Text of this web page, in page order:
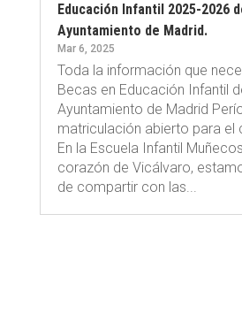
Educación Infantil 2025-2026
Ayuntamiento de Madrid.
Mar 6, 2025
Toda la información que
Becas en Educación Infantil
Ayuntamiento de Madrid
matriculación abierto para el
En la Escuela Infantil
corazón de Vicálvaro,
de compartir con las...